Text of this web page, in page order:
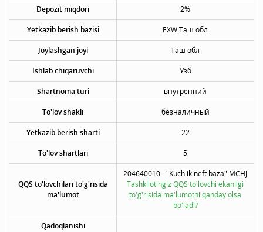
Depozit miqdori 2%
Yetkazib berish bazisi EXW Таш обл
Joylashgan joyi Таш обл
Ishlab chiqaruvchi Узб
Shartnoma turi внутренний
To'lov shakli безналичный
Yetkazib berish sharti 22
To'lov shartlari 5
QQS to'lovchilari to'g'risida
ma'lumot
204640010 - "Kuchlik neft baza" MCHJ
Tashkilotingiz QQS to'lovchi ekanligi
to'g'risida ma'lumotni qanday olsa
bo'ladi?
Qadoqlanishi